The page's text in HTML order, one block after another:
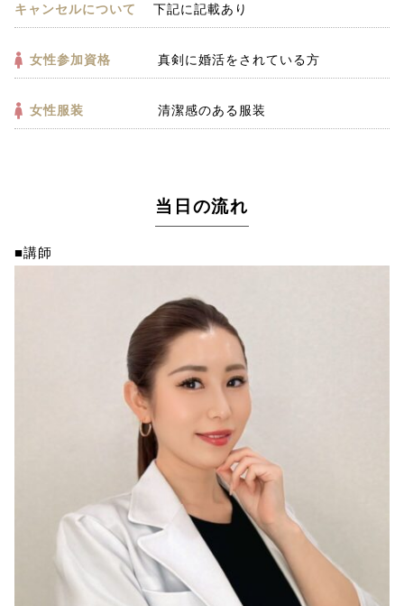
キャンセルについて 下記に記載あり
女性参加資格 真剣に婚活をされている方
女性服装 清潔感のある服装
当日の流れ
■講師